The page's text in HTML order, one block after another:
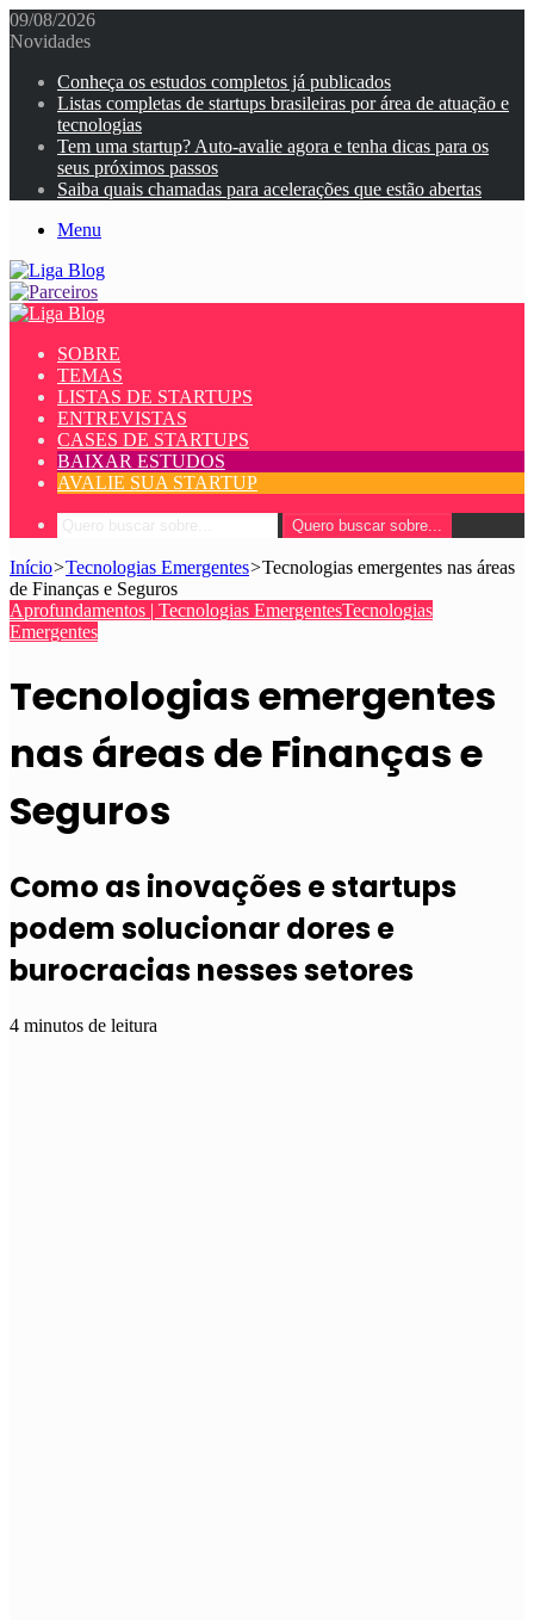
09/08/2026
Novidades
Conheça os estudos completos já publicados
Listas completas de startups brasileiras por área de atuação e
tecnologias
Tem uma startup? Auto-avalie agora e tenha dicas para os
seus próximos passos
Saiba quais chamadas para acelerações que estão abertas
Menu
SOBRE
TEMAS
LISTAS DE STARTUPS
ENTREVISTAS
CASES DE STARTUPS
BAIXAR ESTUDOS
AVALIE SUA STARTUP
Quero buscar sobre...
Início>Tecnologias Emergentes>Tecnologias emergentes nas áreas
de Finanças e Seguros
Aprofundamentos | Tecnologias EmergentesTecnologias
Emergentes
Tecnologias emergentes
nas áreas de Finanças e
Seguros
Como as inovações e startups
podem solucionar dores e
burocracias nesses setores
4 minutos de leitura